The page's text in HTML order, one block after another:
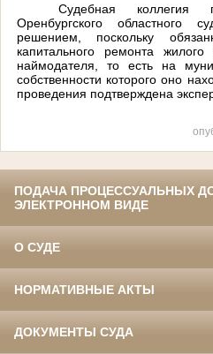
Судебная коллегия
Оренбургского областного
решением, поскольку
капитального ремонта
наймодателя, то есть на
собственности которого оно
проведения подтверждена
ПОДАЧА ПРОЦЕССУАЛЬНЫХ
ЭЛЕКТРОННОМ ВИДЕ
О СУДЕ
НОРМАТИВНЫЕ АКТЫ
ДОКУМЕНТЫ СУДА